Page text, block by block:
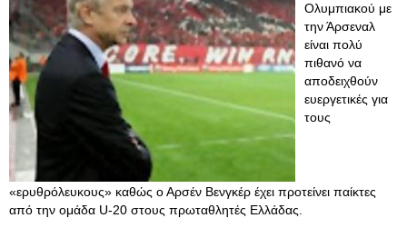
Ολυμπιακού με
την Άρσεναλ
είναι πολύ
πιθανό να
αποδειχθούν
ευεργετικές για
τους
«ερυθρόλευκους» καθώς ο Αρσέν Βενγκέρ έχει προτείνει παίκτες
από την ομάδα U-20 στους πρωταθλητές Ελλάδας.